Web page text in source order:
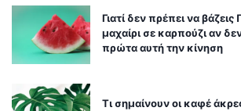
Γιατί δεν πρέπει να
μαχαίρι σε καρπούζι αν
πρώτα αυτή την κίνηση
Τι σημαίνουν οι καφέ